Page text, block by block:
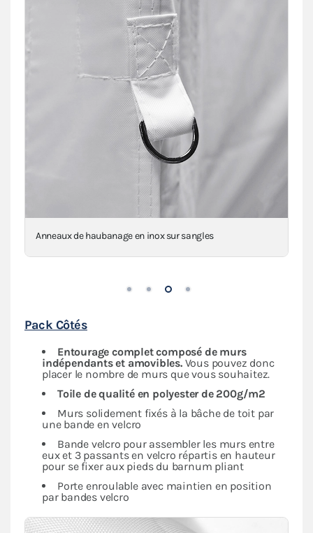
Anneaux de haubanage en inox sur sangles
Pack Côtés
Entourage complet composé de murs
indépendantset amovibles.Vous pouvez donc
placer le nombre de murs que vous souhaitez.
Toile de qualité en polyester de 200g/m2
Murs solidement fixés à la bâche de toit par
une bande en velcro
Bande velcro pour assembler les murs entre
eux et 3 passants en velcro répartis en hauteur
pour se fixer aux pieds du barnum pliant
Porte enroulable avec maintien en position
par bandes velcro